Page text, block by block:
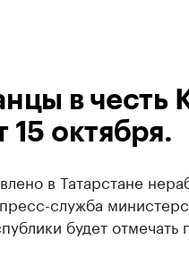
в честь
15 октября.
в Татарстане
служба
будет отмечать